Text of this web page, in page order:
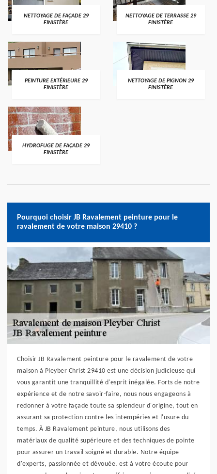
NETTOYAGE DE FAÇADE 29
FINISTÈRE
NETTOYAGE DE TERRASSE 29
FINISTÈRE
PEINTURE EXTÉRIEURE 29
FINISTÈRE
NETTOYAGE DE PIGNON 29
FINISTÈRE
HYDROFUGE DE FAÇADE 29
FINISTÈRE
Pourquoi choisir JB Ravalement peinture pour le
ravalement de votre maison 29410 ?
Choisir JB Ravalement peinture pour le ravalement de votre
maison à Pleyber Christ 29410 est une décision judicieuse qui
vous garantit une tranquillité d'esprit inégalée. Forts de notre
expérience et de notre savoir-faire, nous nous engageons à
redonner à votre façade toute sa splendeur d'origine, tout en
assurant sa protection contre les intempéries et l'usure du
temps. À JB Ravalement peinture, nous utilisons des
matériaux de qualité supérieure et des techniques de pointe
pour assurer un travail soigné et durable. Notre équipe
d'experts, passionnée et dévouée, est à votre écoute pour